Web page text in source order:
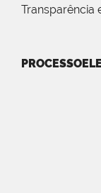
Transparência